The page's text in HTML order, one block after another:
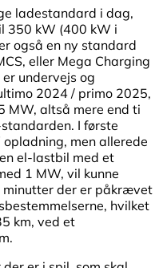
ladestandard i dag,
350 kW (400 kW i
også en ny standard
eller Mega Charging
undervejs og
2024 / primo 2025,
MW, altså mere end ti
I første
men allerede
el-lastbil med et
1 MW, vil kunne
minutter der er påkrævet
hvilket
km, ved et